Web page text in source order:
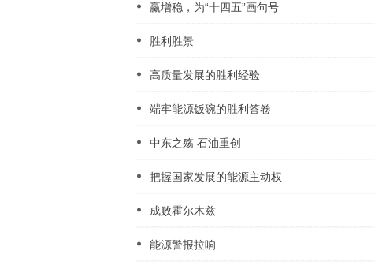
赢增稳，为“十四五”画句号
胜利胜景
高质量发展的胜利经验
端牢能源饭碗的胜利答卷
中东之殇 石油重创
把握国家发展的能源主动权
成败霍尔木兹
能源警报拉响